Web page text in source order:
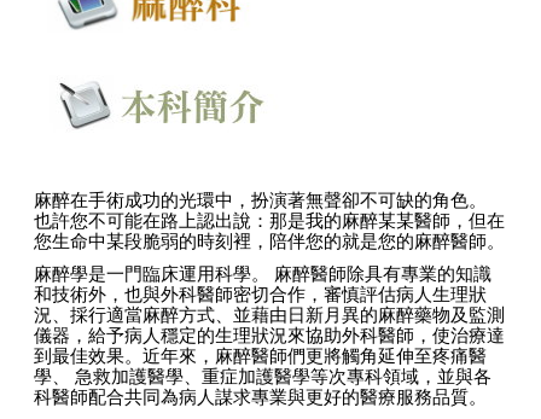
麻醉在手術成功的光環中，扮演著無聲卻不可缺的角色。
也許您不可能在路上認出說：那是我的麻醉某某醫師，但在
您生命中某段脆弱的時刻裡，陪伴您的就是您的麻醉醫師。
麻醉學是一門臨床運用科學。
麻醉醫師除具有專業的知識
和技術外，也與外科醫師密切合作，審慎評估病人生理狀
況、採行適當麻醉方式、並藉由日新月異的麻醉藥物及監測
儀器，給予病人穩定的生理狀況來協助外科醫師，使治療達
到最佳效果。近年來，麻醉醫師們更將觸角延伸至疼痛醫
學、
急救加護醫學、重症加護醫學等次專科領域，並與各
科醫師配合共同為病人謀求專業與更好的醫療服務品質。